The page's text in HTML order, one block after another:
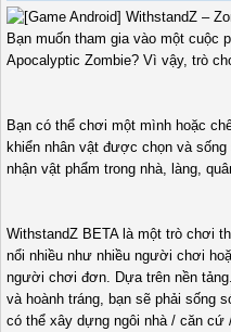
Bạn muốn tham gia vào một cuộc
Apocalyptic Zombie? Vì vậy, trò
Bạn có thể chơi một mình hoặc
khiển nhân vật được chọn và
nhận vật phẩm trong nhà, làng,
WithstandZ BETA là một trò chơi
nổi nhiều như nhiều người chơi
người chơi đơn. Dựa trên nền
và hoành tráng, bạn sẽ phải sống
có thể xây dựng ngôi nhà / căn cứ